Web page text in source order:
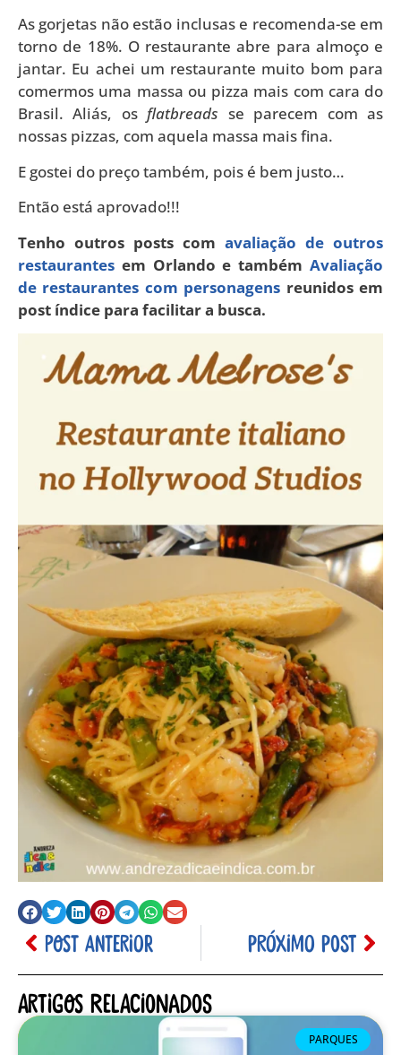
As gorjetas não estão inclusas e recomenda-se em
torno de 18%. O restaurante abre para almoço e
jantar. Eu achei um restaurante muito bom para
comermos uma massa ou pizza mais com cara do
Brasil. Aliás, osflatbreads se parecem com as
nossas pizzas, com aquela massa mais fina.
E gostei do preço também, pois é bem justo…
Então está aprovado!!!
Tenho outros posts com avaliação de outros
restaurantes em Orlando e também Avaliação
de restaurantes com personagens reunidos em
post índice para facilitar a busca.
POST ANTERIOR PRÓXIMO POST
Artigos relacionados
PARQUES